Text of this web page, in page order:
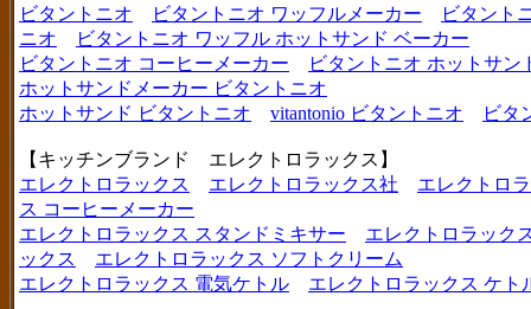
ビタントニオ
ビタントニオ ワッフルメーカー
ビタント
ニオ
ビタントニオ ワッフル ホットサンド ベーカー
ビタントニオ コーヒーメーカー
ビタントニオ ホットサン
ホットサンドメーカー ビタントニオ
ホットサンド ビタントニオ
vitantonio ビタントニオ ビタ
【キッチンブランド エレクトロラックス】
エレクトロラックス
エレクトロラックス社
エレクトロ
ス コーヒーメーカー
エレクトロラックス スタンドミキサー
エレクトロラック
ックス
エレクトロラックス ソフトクリーム
エレクトロラックス 電気ケトル
エレクトロラックス ケト